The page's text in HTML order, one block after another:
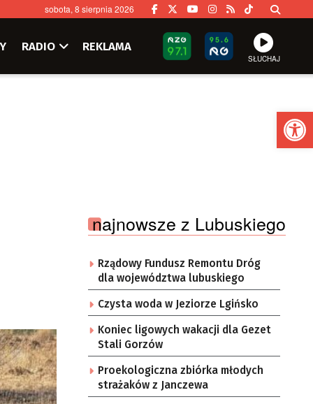
sobota, 8 sierpnia 2026
RADIO REKLAMA
SŁUCHAJ
najnowsze z Lubuskiego
Rządowy Fundusz Remontu Dróg
dla województwa lubuskiego
Czysta woda w Jeziorze Lgińsko
Koniec ligowych wakacji dla Gezet
Stali Gorzów
Proekologiczna zbiórka młodych
strażaków z Janczewa